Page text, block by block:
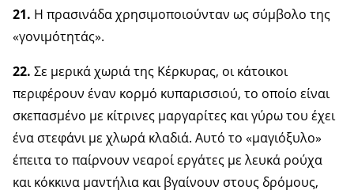
21. Η πρασινάδα χρησιμοποιούνταν ως σύμβολο της
«γονιμότητάς».
22. Σε μερικά χωριά της Κέρκυρας, οι κάτοικοι
περιφέρουν έναν κορμό κυπαρισσιού, το οποίο είναι
σκεπασμένο με κίτρινες μαργαρίτες και γύρω του έχει
ένα στεφάνι με χλωρά κλαδιά. Αυτό το «μαγιόξυλο»
έπειτα το παίρνουν νεαροί εργάτες με λευκά ρούχα
και κόκκινα μαντήλια και βγαίνουν στους δρόμους,